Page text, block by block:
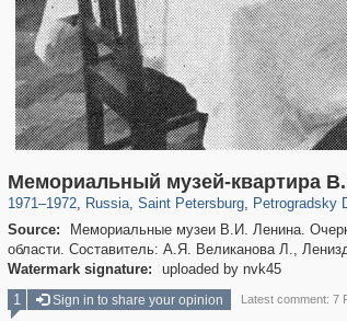
Мемориальный музей-квартира
1971–1972, Russia
1,406,756 29,243
, Saint Petersburg
197,163 5,709
, Petrogradsky
22,955 438
Source:
Мемориальные музеи В.И. Ленина.
области. Составитель: А.Я. Великанова Л.,
Watermark signature:
uploaded by nvk45
1 Sign in to share your opinion Latest comment: 7